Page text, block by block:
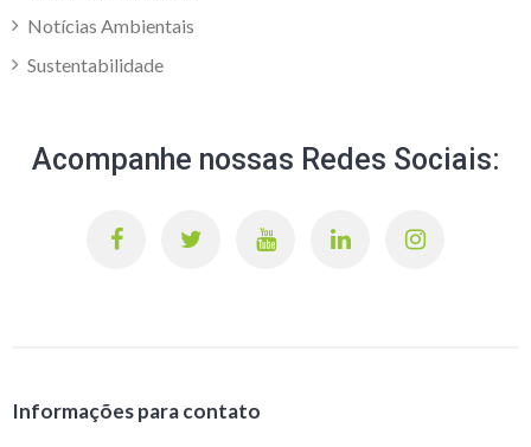
Notícias Ambientais
Sustentabilidade
Acompanhe nossas Redes Sociais:
Informações para contato